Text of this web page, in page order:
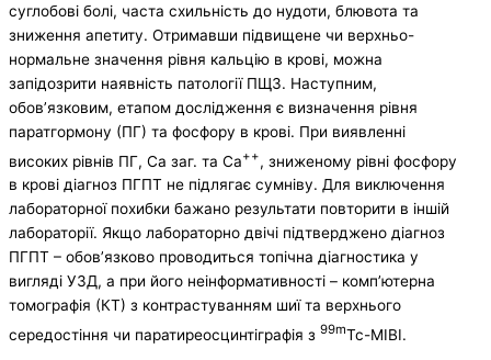
суглобові болі, часта схильність до нудоти, блювота та
зниження апетиту. Отримавши підвищене чи верхньо-
нормальне значення рівня кальцію в крові, можна
запідозрити наявність патології ПЩЗ. Наступним,
обов’язковим, етапом дослідження є визначення рівня
паратгормону (ПГ) та фосфору в крові. При виявленні
високих рівнів ПГ, Са заг. та Са++, зниженому рівні фосфору
в крові діагноз ПГПТ не підлягає сумніву. Для виключення
лабораторної похибки бажано результати повторити в іншій
лабораторії. Якщо лабораторно двічі підтверджено діагноз
ПГПТ – обов’язково проводиться топічна діагностика у
вигляді УЗД, а при його неінформативності – комп’ютерна
томографія (КТ) з контрастуванням шиї та верхнього
середостіння чи паратиреосцинтіграфія з 99mТс-MIBI.